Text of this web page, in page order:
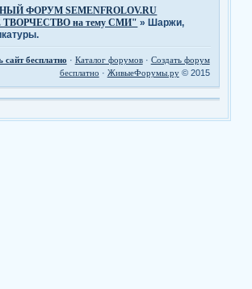
ФОРУМ SEMENFROLOV.RU
на тему СМИ" »Шаржи,
сайт бесплатно · Каталог форумов· Создать форум
бесплатно · ЖивыеФорумы.ру© 2015